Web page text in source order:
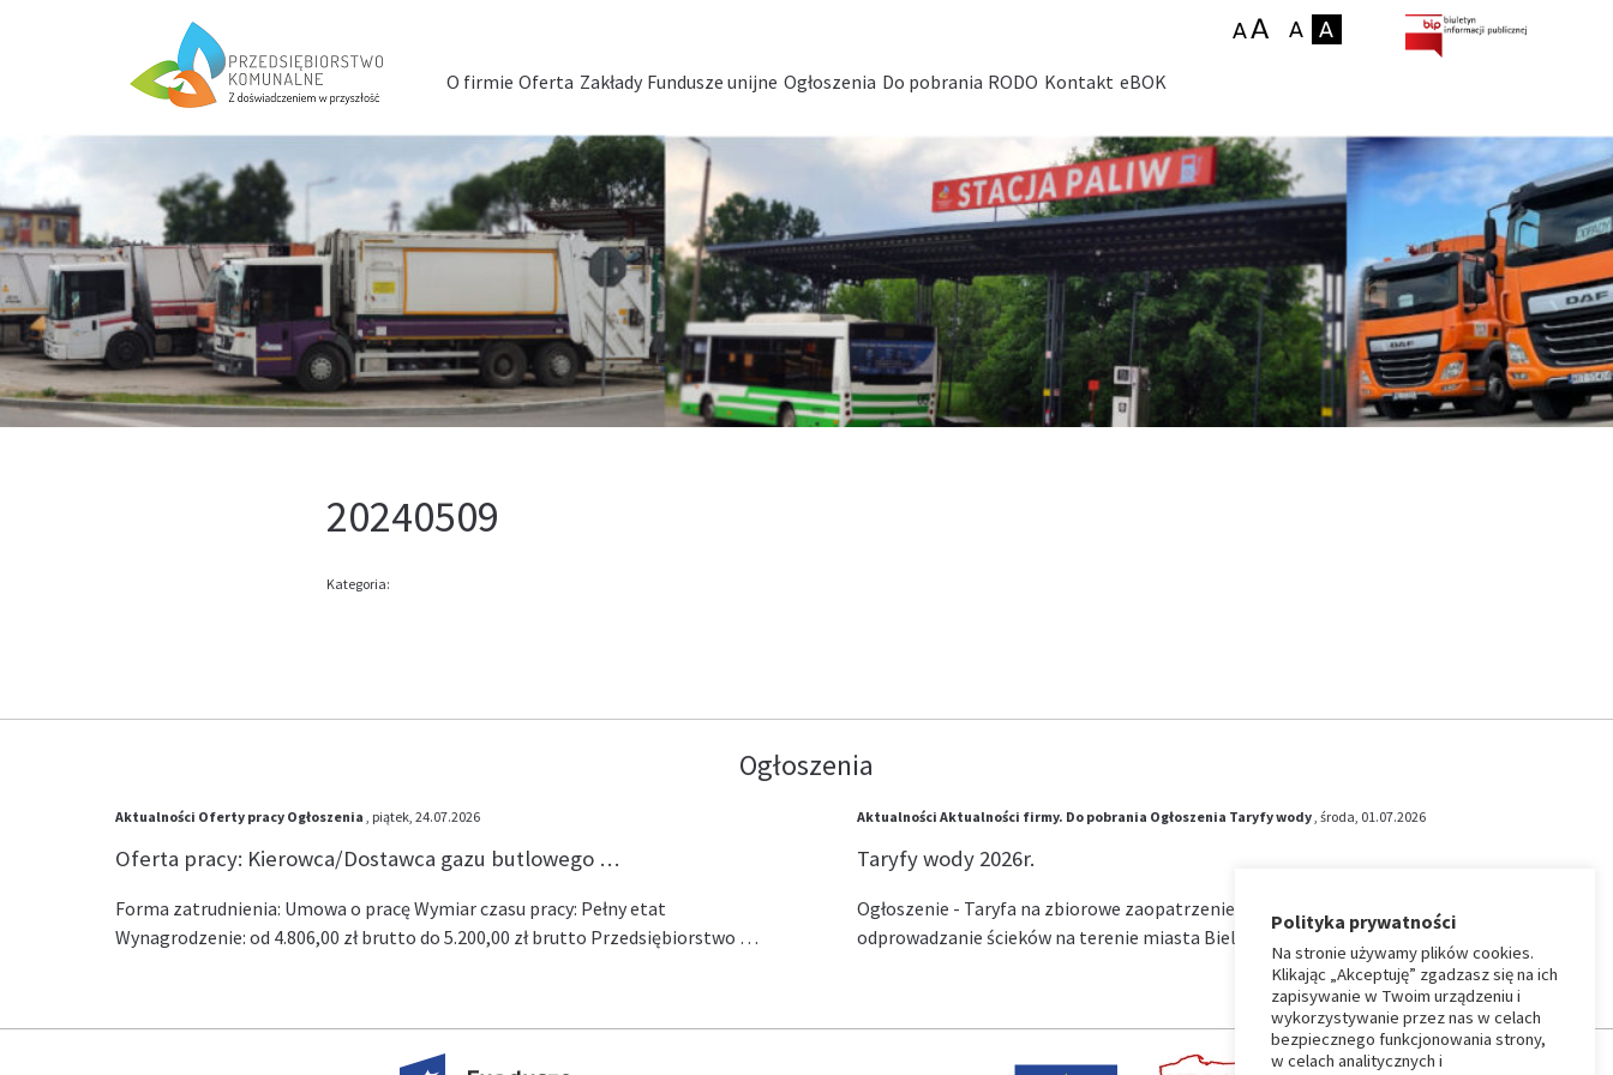
O firmie Oferta Zakłady Fundusze unijne Ogłoszenia Do pobrania RODO Kontakt eBOK
20240509
Kategoria:
Ogłoszenia
Aktualności Oferty pracy Ogłoszenia , piątek, 24.07.2026
Oferta pracy: Kierowca/Dostawca gazu butlowego …
Forma zatrudnienia: Umowa o pracę Wymiar czasu pracy: Pełny etat
Wynagrodzenie: od 4.806,00 zł brutto do 5.200,00 zł brutto Przedsiębiorstwo …
Aktualności Aktualności firmy. Do pobrania Ogłoszenia Taryfy wody, środa, 01.07.2026
Taryfy wody 2026r.
Ogłoszenie - Taryfa na zbiorowe zaopatrzenie w wodę i zbiorowe
odprowadzanie ścieków na terenie miasta Bielsk Podlaski na okres od …
Polityka prywatności
Na stronie używamy plików cookies.
Klikając „Akceptuję” zgadzasz się na ich
zapisywanie w Twoim urządzeniu i
wykorzystywanie przez nas w celach
bezpiecznego funkcjonowania strony,
w celach analitycznych i